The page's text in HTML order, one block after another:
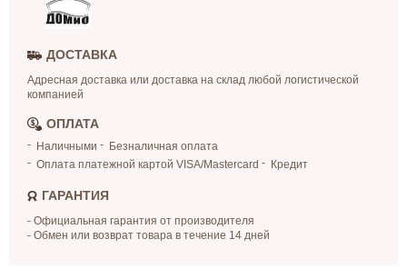
ДОСТАВКА
Адресная доставка или доставка на склад любой логистической
компанией
ОПЛАТА
Наличными
Безналичная оплата
Оплата платежной картой VISA/Mastercard
Кредит
ГАРАНТИЯ
- Официальная гарантия от производителя
- Обмен или возврат товара в течение 14 дней